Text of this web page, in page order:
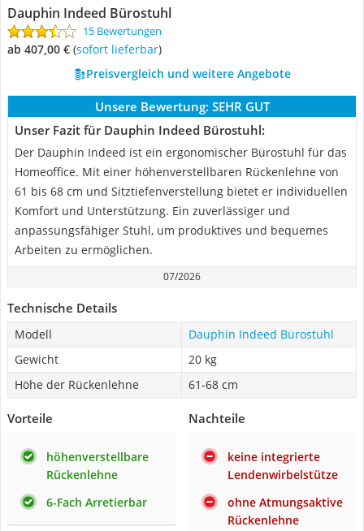
Dauphin Indeed Bürostuhl
15 Bewertungen
ab 407,00 € ( Sofort lieferbar)
Preisvergleich und weitere Angebote
Unsere Bewertung: SEHR GUT
Unser Fazit für Dauphin Indeed Bürostuhl:
Der Dauphin Indeed ist ein ergonomischer Bürostuhl für das
Homeoffice. Mit einer höhenverstellbaren Rückenlehne von
61 bis 68 cm und Sitztiefenverstellung bietet er individuellen
Komfort und Unterstützung. Ein zuverlässiger und
anpassungsfähiger Stuhl, um produktives und bequemes
Arbeiten zu ermöglichen.
07/2026
Technische Details
Modell
Dauphin Indeed Bürostuhl
Gewicht
20 kg
Höhe der Rückenlehne
61-68 cm
Vorteile
höhenverstellbare
Rückenlehne
6-Fach Arretierbar
Nachteile
keine integrierte
Lendenwirbelstütze
ohne Atmungsaktive
Rückenlehne